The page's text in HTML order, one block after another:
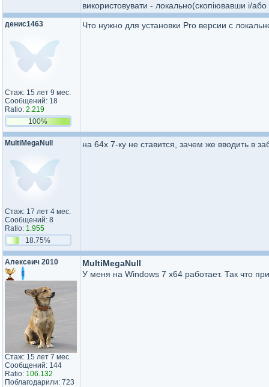
використовувати - локально(скопіювавши і/
денис1463
Стаж: 15 лет 9 мес.
Сообщений: 18
Ratio: 2.219
100%
Что нужно для установки Pro версии с
MultiMegaNull
Стаж: 17 лет 4 мес.
Сообщений: 8
Ratio: 1.955
18.75%
на 64х 7-ку не ставится, зачем же вводить в
Алексеич 2010
Стаж: 15 лет 7 мес.
Сообщений: 144
Ratio: 106.132
Поблагодарили: 723
MultiMegaNull
У меня на Windows 7 x64 работает. Так что